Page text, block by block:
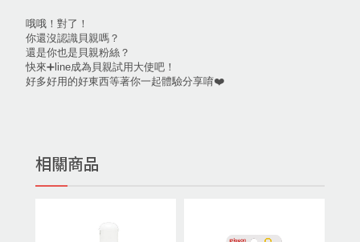
哦哦！對了！
你還沒認識貝親嗎？
還是你也是貝親粉絲？
快來➕line成為貝親試用大使吧！
好多好用的好東西等著你一起體驗分享唷❤️
相關商品